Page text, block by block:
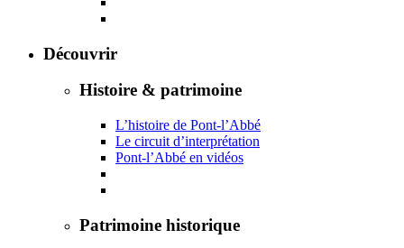
Découvrir
Histoire & patrimoine
L’histoire de Pont-l’Abbé
Le circuit d’interprétation
Pont-l’Abbé en vidéos
Patrimoine historique